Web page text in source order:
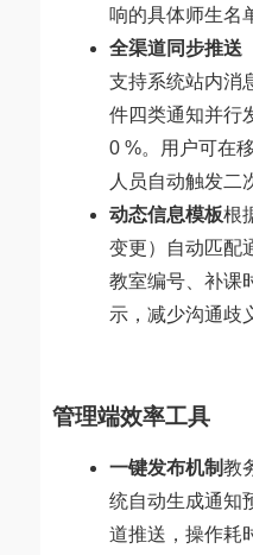
响的具体师生名
全渠道同步推送
支持系统站内消
件四类通知并行
0 %。用户可在
人员自动触发二
动态信息模板根
变更）自动匹配
教室编号、补课
示，减少沟通歧
管理端效率工具
一键发布机制教
统自动生成通知
道推送，操作耗